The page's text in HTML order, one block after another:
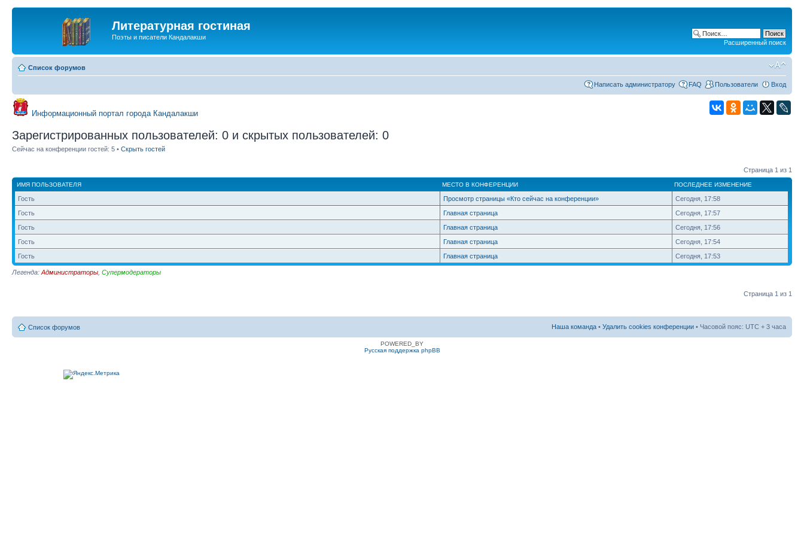
Литературная гостиная
Поэты и писатели Кандалакши
Расширенный поиск
Список форумов
Написать администратору FAQ Пользователи Вход
Информационный портал города Кандалакши
Зарегистрированных пользователей: 0 и скрытых пользователей: 0
Сейчас на конференции гостей: 5 • Скрыть гостей
Страница 1 из 1
ИМЯ ПОЛЬЗОВАТЕЛЯ МЕСТО В КОНФЕРЕНЦИИ ПОСЛЕДНЕЕ ИЗМЕНЕНИЕ
Гость Просмотр страницы «Кто сейчас на конференции»
Сегодня, 17:58
Гость
Главная страница
Сегодня, 17:57
Гость
Главная страница
Сегодня, 17:56
Гость
Главная страница
Сегодня, 17:54
Гость
Главная страница Сегодня, 17:53
Легенда: Администраторы Супермодераторы
Страница 1 из 1
Список форумов Наша команда • Удалить cookies конференции • Часовой пояс: UTC + 3 часа
POWERED_BY
Русская поддержка phpBB